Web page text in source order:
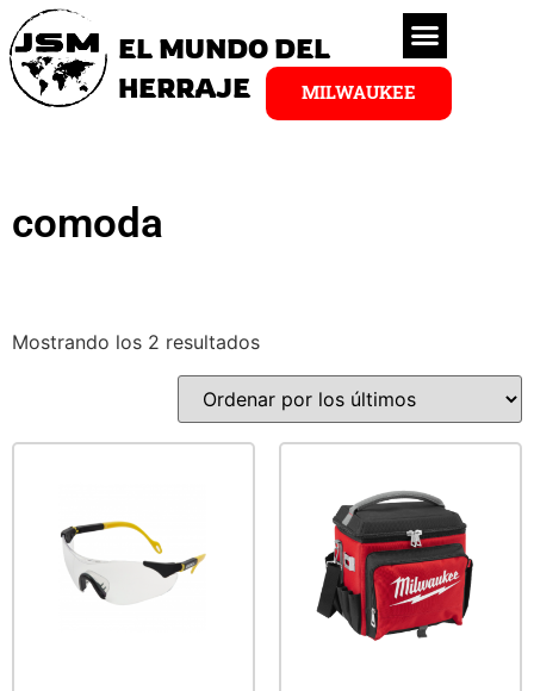
EL MUNDO DEL
HERRAJE
MILWAUKEE
comoda
Mostrando los 2 resultados